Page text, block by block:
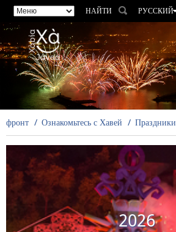
НАЙТИ
РУССКИЙ
ESPAÑOL
VALENCIÀ
ENGLISH
FRANÇAIS
DEUTSCH
фронт Ознакомьтесь с Хавей Праздники
2026